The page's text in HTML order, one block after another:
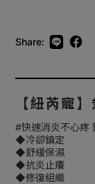
Share:
【紐芮寵
#快速消炎不心疼
◆冷卻鎮定
◆舒緩保濕
◆抗炎止癢
◆修復組織